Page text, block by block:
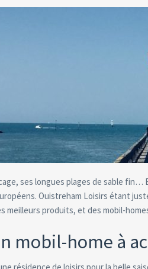
ses longues plages de sable
Ouistreham Loisirs étant
meilleurs produits, et des mobil-
mobil-home à
résidence de loisirs pour la belle